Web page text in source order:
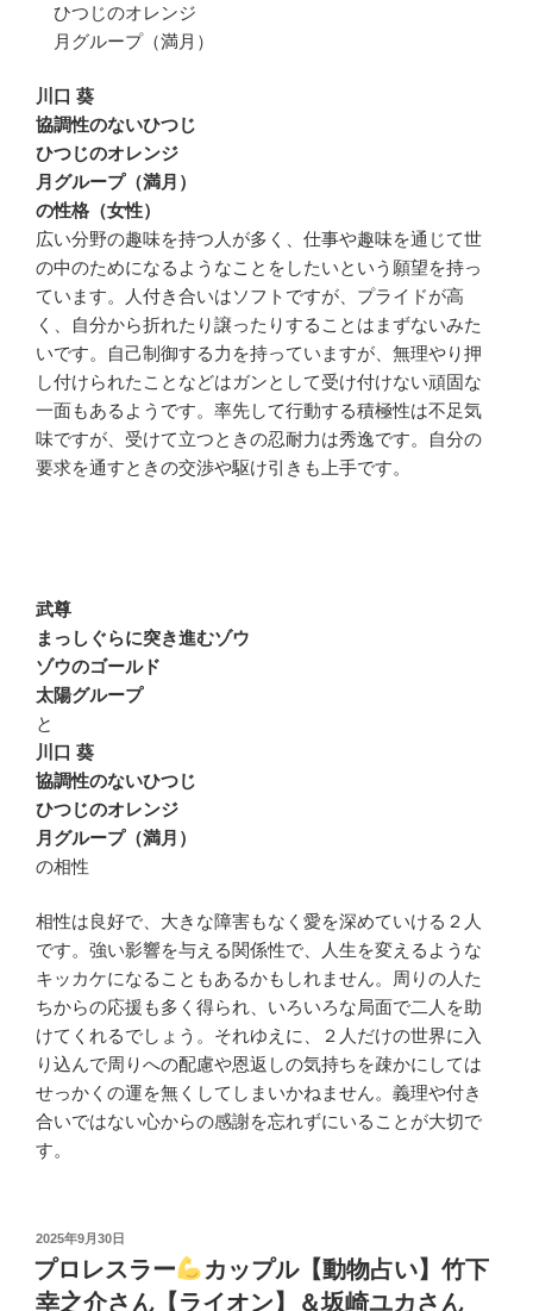
ひつじのオレンジ
月グループ（満月）
川口 葵
協調性のないひつじ
ひつじのオレンジ
月グループ（満月）
の性格（女性）
広い分野の趣味を持つ人が多く、仕事や趣味を通じて世
の中のためになるようなことをしたいという願望を持っ
ています。人付き合いはソフトですが、プライドが高
く、自分から折れたり譲ったりすることはまずないみた
いです。自己制御する力を持っていますが、無理やり押
し付けられたことなどはガンとして受け付けない頑固な
一面もあるようです。率先して行動する積極性は不足気
味ですが、受けて立つときの忍耐力は秀逸です。自分の
要求を通すときの交渉や駆け引きも上手です。
武尊
まっしぐらに突き進むゾウ
ゾウのゴールド
太陽グループ
と
川口 葵
協調性のないひつじ
ひつじのオレンジ
月グループ（満月）
の相性
相性は良好で、大きな障害もなく愛を深めていける２人
です。強い影響を与える関係性で、人生を変えるような
キッカケになることもあるかもしれません。周りの人た
ちからの応援も多く得られ、いろいろな局面で二人を助
けてくれるでしょう。それゆえに、２人だけの世界に入
り込んで周りへの配慮や恩返しの気持ちを疎かにしては
せっかくの運を無くしてしまいかねません。義理や付き
合いではない心からの感謝を忘れずにいることが大切で
す。
投
稿
日:
2025年9月30日
プロレスラー
カップル【動物占い】竹下
幸之介さん【ライオン】＆坂崎ユカさん